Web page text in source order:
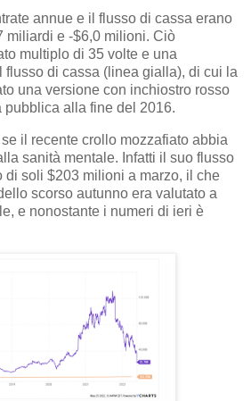
annue e il flusso di cassa erano
miliardi e -$6,0 milioni. Ciò
multiplo di 35 volte e una
di cassa (linea gialla), di cui la
una versione con inchiostro rosso
pubblica alla fine del 2016.
il recente crollo mozzafiato abbia
sanità mentale. Infatti il suo flusso
di soli $203 milioni a marzo, il che
scorso autunno era valutato a
e nonostante i numeri di ieri è